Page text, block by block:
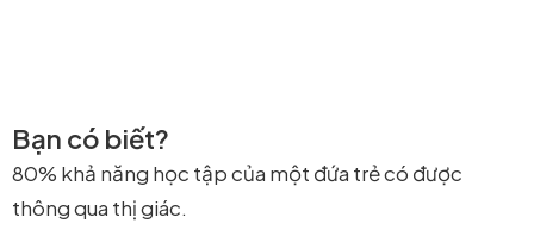
Bạn có biết?
80% khả năng học tập của một đứa trẻ có được
thông qua thị giác.